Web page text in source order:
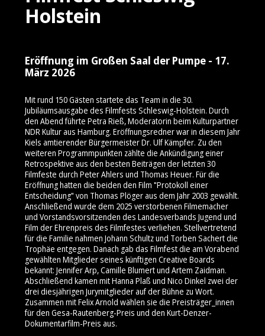
Holstein
Eröffnung im Großen Saal der Pumpe - 17.
März 2026
Mit rund 150 Gästen startete das Team in die 30.
Jubiläumsausgabe des Filmfests Schleswig-Holstein. Durch
den Abend führte Petra Rieß, Moderatorin beim Kulturpartner
NDR Kultur aus Hamburg. Eröffnungsredner war in diesem Jahr
Kiels amtierender Bürgermeister Dr. Ulf Kämpfer. Zu den
weiteren Programmpunkten zählte die Ankündigung einer
Retrospektive aus den besten Beiträgen der letzten 30
Filmfeste durch Peter Ahlers und Thomas Heuer. Für die
Eröffnung hatten die beiden den Film "Protokoll einer
Entscheidung" von Thomas Plöger aus dem Jahr 2003 gewählt.
Anschließend wurde dem 2025 verstorbenen Filmemacher
und Vorstandsvorsitzenden des Landesverbands Jugend und
Film der Ehrenpreis des Filmfestes verliehen. Stellvertretend
für die Familie nahmen Johann Schultz und Torben Sachert die
Trophäe entgegen. Danach gab das Filmfest die am Vorabend
gewählten Mitglieder seines künftigen Creative Boards
bekannt: Jennifer Arp, Camille Blumert und Artem Zaidman.
Abschließend kamen mit Hanna Plaß und Nico Dinkel zwei der
drei diesjährigen Jurymitglieder auf der Bühne zu Wort.
Zusammen mit Felix Arnold wählen sie die Preisträger_innen
für den Gesa-Rautenberg-Preis und den Kurt-Denzer-
Dokumentarfilm-Preis aus.